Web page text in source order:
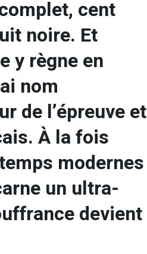
cent
noire. Et
y règne en
nom
de l’épreuve et
À la fois
modernes
un ultra-
devient